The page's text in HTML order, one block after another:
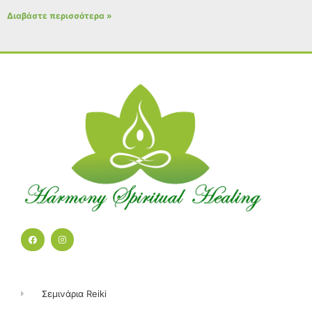
Διαβάστε περισσότερα »
F
a
I
n
m
Σεμινάρια Reiki